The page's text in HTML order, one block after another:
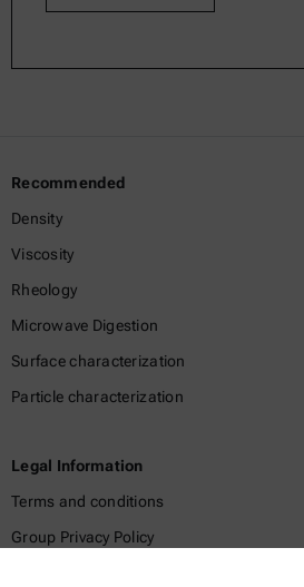
Recommended
Density
Viscosity
Rheology
Microwave Digestion
Surface characterization
Particle characterization
Legal Information
Terms and conditions
Group Privacy Policy